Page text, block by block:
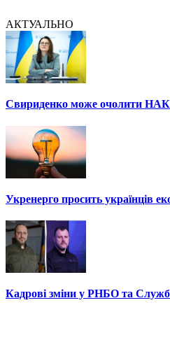
АКТУАЛЬНО
Свириденко може очолити НАК
Укренерго просить українців
Кадрові зміни у РНБО та